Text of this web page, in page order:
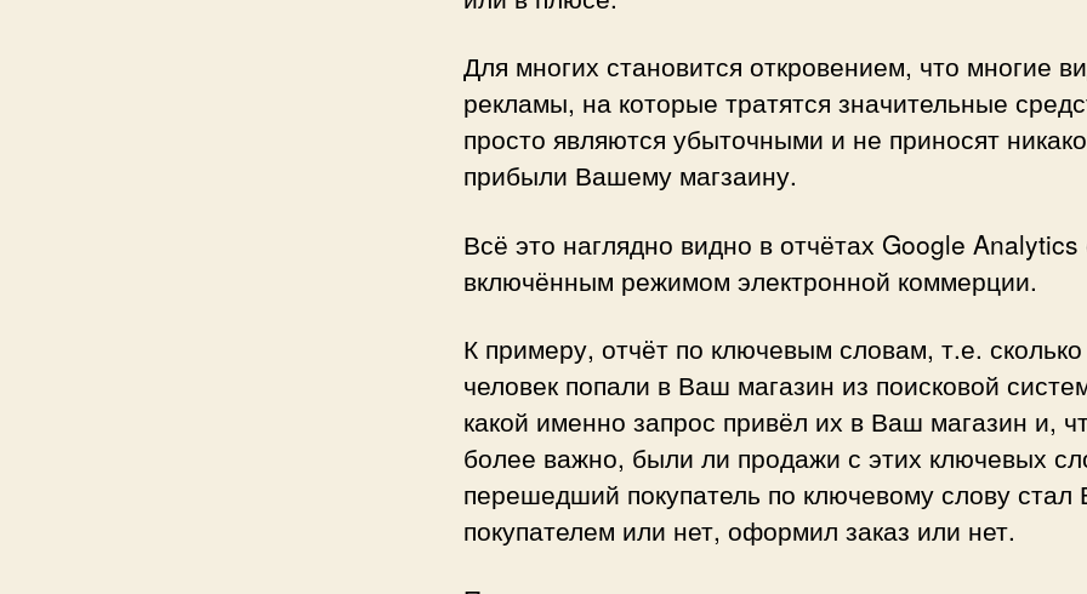
Для многих становится откровением, что многие
рекламы, на которые тратятся значительные
просто являются убыточными и не приносят
прибыли Вашему магзаину.
Всё это наглядно видно в отчётах Google Analytics
включённым режимом электронной коммерции.
К примеру, отчёт по ключевым словам, т.е. сколько
человек попали в Ваш магазин из поисковой
какой именно запрос привёл их в Ваш магазин и,
более важно, были ли продажи с этих ключевых
перешедший покупатель по ключевому слову
покупателем или нет, оформил заказ или нет.